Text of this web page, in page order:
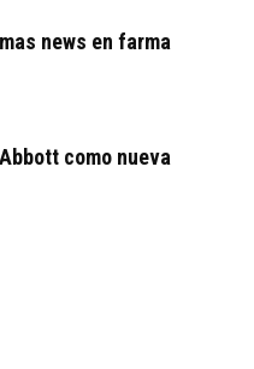
news en farma
como nueva